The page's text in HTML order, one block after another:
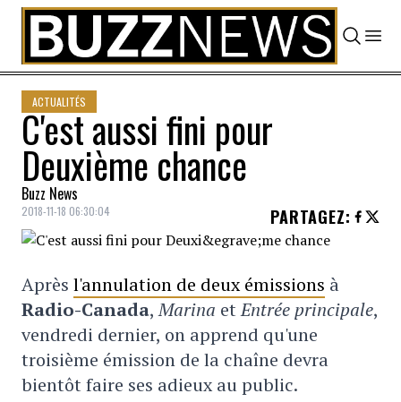
Skip to content
ACTUALITÉS
C'est aussi fini pour
Deuxième chance
Buzz News
2018-11-18 06:30:04 PARTAGEZ:
Après l'annulation de deux émissions à
Radio-Canada,Marina etEntrée principale,
vendredi dernier, on apprend qu'une
troisième émission de la chaîne devra
bientôt faire ses adieux au public.